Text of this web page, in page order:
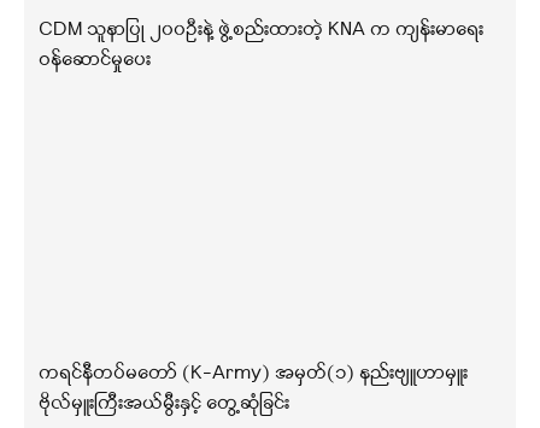
CDM သူနာပြု ၂၀၀ဦးနဲ့ ဖွဲ့စည်းထားတဲ့ KNA က ကျန်းမာရေး
ဝန်ဆောင်မှုပေး
ကရင်နီတပ်မတော် (K-Army) အမှတ်(၁) နည်းဗျူဟာမှူး
ဗိုလ်မှူးကြီးအယ်မွီးနှင့် တွေ့ဆုံခြင်း